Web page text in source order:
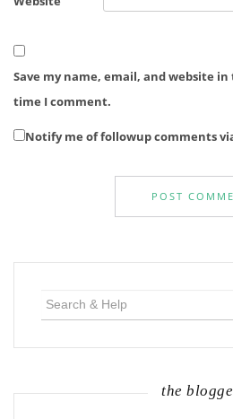
Save my name, email, and website
time I comment.
Notify me of followup comments
the